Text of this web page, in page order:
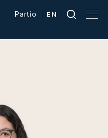
Partio EN